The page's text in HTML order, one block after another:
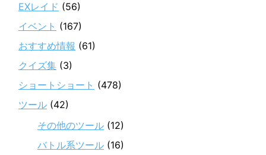
EXレイド (56)
イベント (167)
おすすめ情報 (61)
クイズ集 (3)
ショートショート (478)
ツール (42)
その他のツール (12)
バトル系ツール (16)